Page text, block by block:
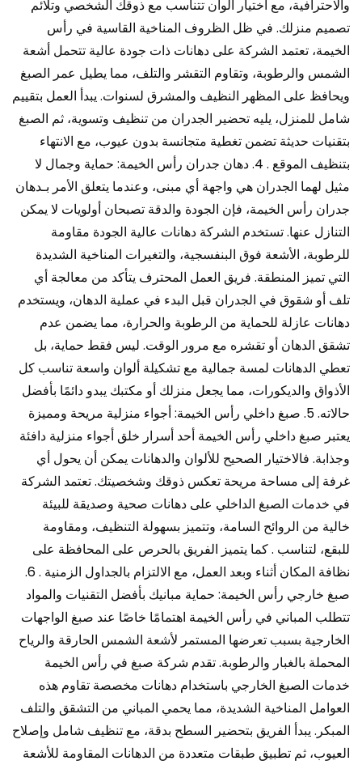
والاحترافية، مع اختيار ألوان تتناسب مع ذوقك الشخصي وتلائم
تصميم منزلك. في ظل الظروف المناخية القاسية في رأس
الخيمة، تعتمد الشركة على دهانات ذات جودة عالية تتحمل أشعة
الشمس والرطوبة، وتقاوم التقشر والتلف، مما يطيل عمر الصبغ
ويحافظ على المظهر النظيف والمشرق لسنوات. يبدأ العمل بتقييم
شامل للمنزل، يليه تحضير الجدران من تنظيف وتسوية، ثم الصبغ
بتقنيات حديثة تضمن تغطية متجانسة بدون عيوب، مع الانتهاء
بتنظيف الموقع . 4. دهان جدران رأس الخيمة: حماية وجمال لا
مثيل لهما الجدران هي واجهة أي مبنى، وعندما يتعلق الأمر بـدهان
جدران رأس الخيمة، فإن الجودة والدقة تصبحان أولويات لا يمكن
التنازل عنها. تستخدم الشركة دهانات عالية الجودة مقاومة
للرطوبة، الأشعة فوق البنفسجية، والتغيرات المناخية الشديدة
التي تميز المنطقة. فريق العمل المحترف يتأكد من معالجة أي
تلف أو شقوق في الجدران قبل البدء في عملية الدهان، ويستخدم
دهانات عازلة للحماية من الرطوبة والحرارة، مما يضمن عدم
تشقق الدهان أو تقشره مع مرور الوقت. ليس فقط حماية، بل
تعطي الدهانات لمسة جمالية مع تشكيلة ألوان واسعة تناسب كل
الأذواق والديكورات، مما يجعل منزلك أو مكتبك يبدو دائمًا بأفضل
حالاته. 5. صبغ داخلي رأس الخيمة: أجواء منزلية مريحة ومميزة
يعتبر صبغ داخلي رأس الخيمة أحد أسرار خلق أجواء منزلية دافئة
وجذابة. فالاختيار الصحيح للألوان والدهانات يمكن أن يحول أي
غرفة إلى مساحة مريحة تعكس ذوقك وشخصيتك. تعتمد الشركة
في خدمات الصبغ الداخلي على دهانات صحية وصديقة للبيئة
خالية من الروائح السامة، وتتميز بسهولة التنظيف، ومقاومة
للبقع، لتناسب . كما يتميز الفريق بالحرص على المحافظة على
نظافة المكان أثناء وبعد العمل، مع الالتزام بالجداول الزمنية . 6.
صبغ خارجي رأس الخيمة: حماية مبانيك بأفضل التقنيات والمواد
تتطلب المباني في رأس الخيمة اهتمامًا خاصًا عند صبغ الواجهات
الخارجية بسبب تعرضها المستمر لأشعة الشمس الحارقة والرياح
المحملة بالغبار والرطوبة. تقدم شركة صبغ في رأس الخيمة
خدمات الصبغ الخارجي باستخدام دهانات مخصصة تقاوم هذه
العوامل المناخية الشديدة، مما يحمي المباني من التشقق والتلف
المبكر. يبدأ الفريق بتحضير السطح بدقة، مع تنظيف شامل وإصلاح
العيوب، ثم تطبيق طبقات متعددة من الدهانات المقاومة للأشعة